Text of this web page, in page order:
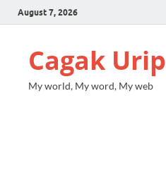
August 7, 2026
Cagak Urip
My world, My word, My web